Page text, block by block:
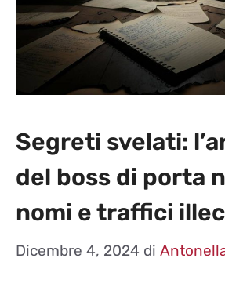
Segreti svelati:
del boss di porta
nomi e traffici
Dicembre 4, 2024 di